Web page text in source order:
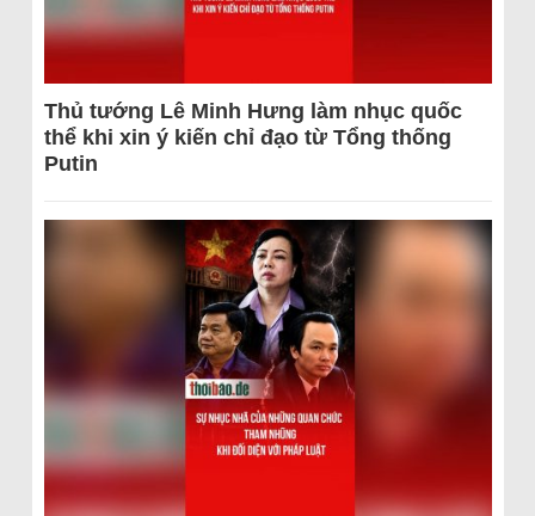
Thủ tướng Lê Minh Hưng làm nhục quốc
thể khi xin ý kiến chỉ đạo từ Tổng thống
Putin